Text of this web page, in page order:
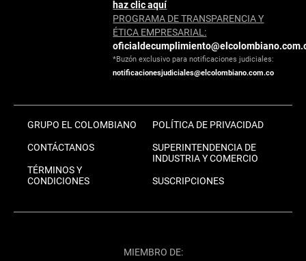
haz clic aquí
PROGRAMA DE TRANSPARENCIA Y
ÉTICA EMPRESARIAL:
*Buzón exclusivo para notificaciones judiciales:
notificacionesjudiciales@elcolombiano.com.co
GRUPO EL COLOMBIANO
CONTÁCTANOS
TÉRMINOS Y
CONDICIONES
POLÍTICA DE PRIVACIDAD
SUPERINTENDENCIA DE
INDUSTRIA Y COMERCIO
SUSCRIPCIONES
MIEMBRO DE: